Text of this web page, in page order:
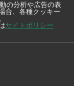
の分析や広告の表
合、各種クッキー
サイトポリシー